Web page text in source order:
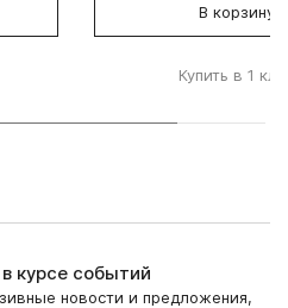
В корзину
Купить в 1
в курсе событий
новости и предложения,